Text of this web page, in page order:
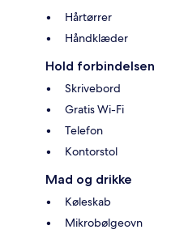
Hårtørrer
Håndklæder
Hold forbindelsen
Skrivebord
Gratis Wi-Fi
Telefon
Kontorstol
Mad og drikke
Køleskab
Mikrobølgeovn